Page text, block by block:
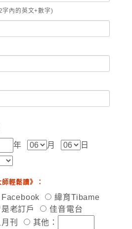
字內的英文+數字)
年 月 日
輕鬆讀》：
Facebook
緯育Tibame
是老訂戶
佳音電台
月刊 其他：